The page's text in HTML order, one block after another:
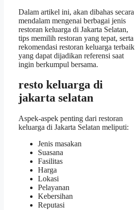
Dalam artikel ini, akan dibahas secara
mendalam mengenai berbagai jenis
restoran keluarga di Jakarta Selatan,
tips memilih restoran yang tepat, serta
rekomendasi restoran keluarga terbaik
yang dapat dijadikan referensi saat
ingin berkumpul bersama.
resto keluarga di
jakarta selatan
Aspek-aspek penting dari restoran
keluarga di Jakarta Selatan meliputi:
Jenis masakan
Suasana
Fasilitas
Harga
Lokasi
Pelayanan
Kebersihan
Reputasi